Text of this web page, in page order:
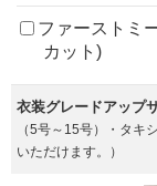
ファーストミ
カット)
衣装グレードアップ
（5号～15号）・タキ
いただけます。）